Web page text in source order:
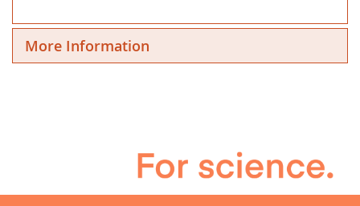
More Information